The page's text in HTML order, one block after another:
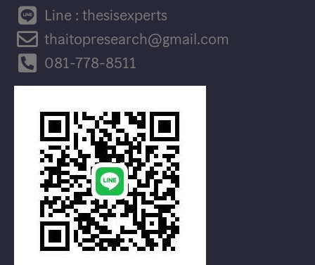
Line : thesisexperts
thaitopresearch@gmail.com
081-778-8511